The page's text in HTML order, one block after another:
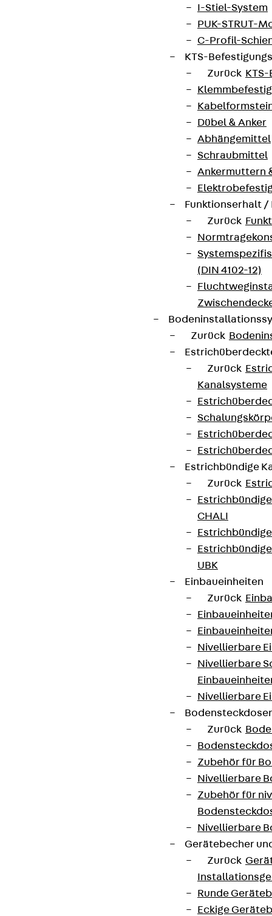
I-Stiel-System
PUK-STRUT-
C-Profil-
KTS-
Zurück
Dübel & Anker
Abhängemittel
Schraubmittel
Ankermuttern
Funktionserhalt
Zurück
(DIN 4102-12)
Zurück
Zurück
Kanalsysteme
Estrichbündige
Zurück
CHALI
UBK
Einbaueinheiten
Zurück
Nivellierbare
Nivellierbare
Nivellierbare
Zurück
Zubehör für
Nivellierbare
Zubehör für
Nivellierbare
Gerätebecher
Zurück
Runde
Eckige